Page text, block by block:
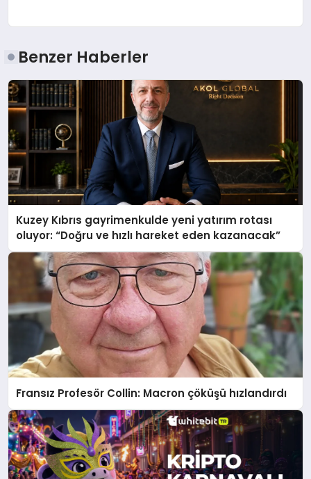
Benzer Haberler
Kuzey Kıbrıs gayrimenkulde yeni yatırım rotası
oluyor: “Doğru ve hızlı hareket eden kazanacak”
Fransız Profesör Collin: Macron çöküşü hızlandırdı